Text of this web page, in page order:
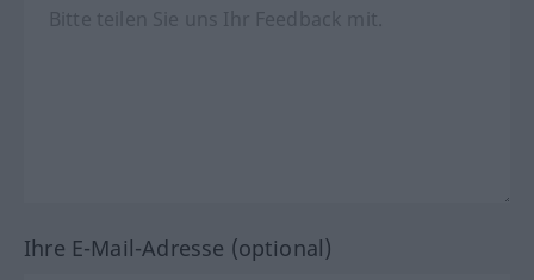
Ihre E-Mail-Adresse (optional)